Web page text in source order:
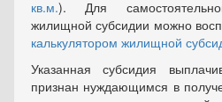
кв.м.). Для
жилищной субсидии можно
калькулятором жилищной
Указанная субсидия
признан нуждающимся в